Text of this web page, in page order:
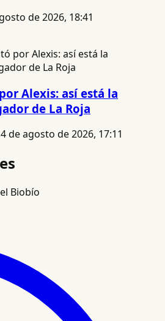
de 2026, 18:41
Alexis: así está la
de La Roja
4 de agosto de 2026, 17:11
Biobío